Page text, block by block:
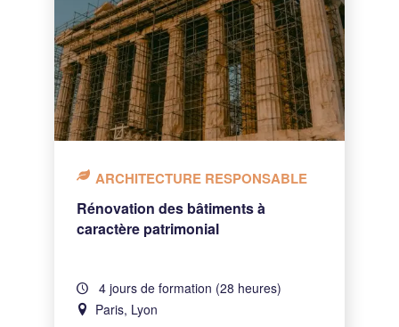
ARCHITECTURE RESPONSABLE
Rénovation des bâtiments à
caractère patrimonial
4 jours de formation (28 heures)
Paris, Lyon